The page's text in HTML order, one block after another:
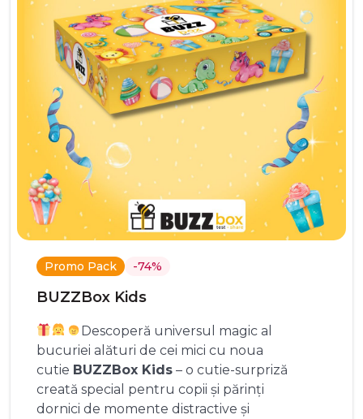
Promo Pack -74%
BUZZBox Kids
Descoperă universul magic al
bucuriei alături de cei mici cu noua
cutie BUZZBox Kids – o cutie-surpriză
creată special pentru copii și părinți
dornici de momente distractive și